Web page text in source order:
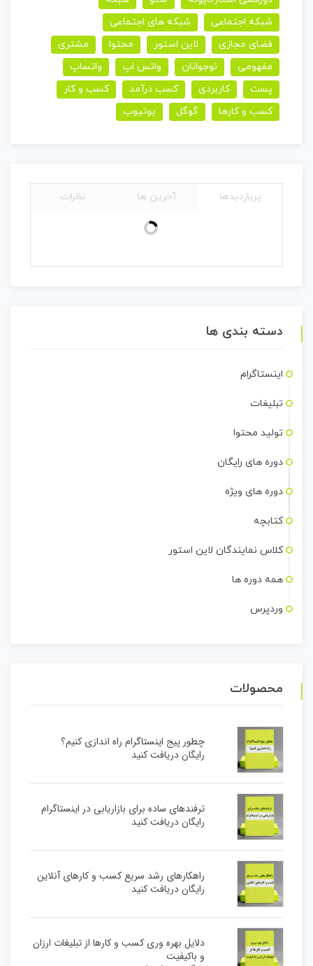
شبکه اجتماعی
شبکه های اجتماعی
فضای مجازی
لاین استور محتوا
مشتری
مفهومی
نوجوانان واتس اپ
واتساپ
پست
کاربردی کسب درآمد
کسب و کار
کسب و کارها
گوگل یوتیوب
پربازدیدها آخرین ها نظرات
دسته بندی ها
اینستاگرام
تبلیغات
تولید محتوا
دوره های رایگان
دوره های ویژه
کتابچه
کلاس نمایندگان لاین استور
همه دوره ها
وردپرس
محصولات
چطور پیج اینستاگرام راه اندازی کنیم؟
رایگان دریافت کنید
ترفندهای ساده برای بازاریابی در اینستاگرام
رایگان دریافت کنید
راهکارهای رشد سریع کسب و کارهای آنلاین
رایگان دریافت کنید
دلایل بهره وری کسب و کارها از تبلیغات ارزان
و باکیفیت